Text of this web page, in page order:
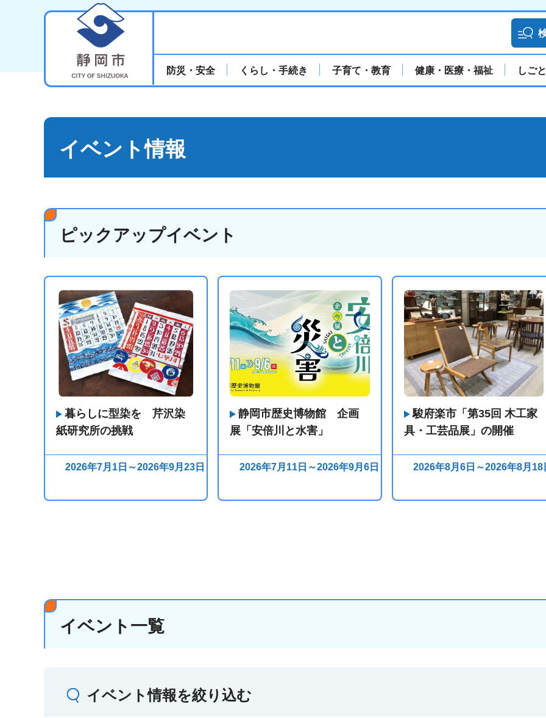
防災・安全 くらし・手続き 子育て・教育 健康・医療・福祉 しご
イベント情報
ピックアップイベント
暮らしに型染を 芹沢染
紙研究所の挑戦
2026年7月1日～2026年9月23日
静岡市歴史博物館 企画
展「安倍川と水害」
2026年7月11日～2026年9月6日
駿府楽市「第35回 木工家
具・工芸品展」の開催
2026年8月6日～2026年8月18
イベント一覧
イベント情報を絞り込む